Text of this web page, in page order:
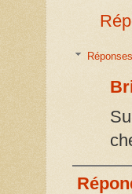
Réponses